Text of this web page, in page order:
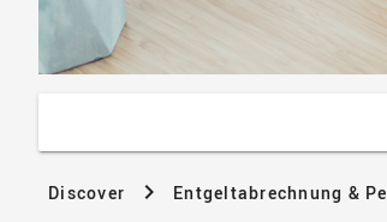
Discover Entgeltabrechnung &